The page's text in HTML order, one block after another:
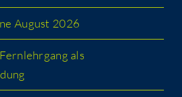
August 2026
als